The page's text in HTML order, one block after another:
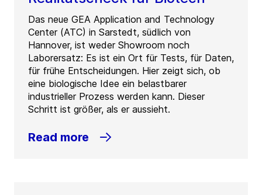
Das neue GEA Application and Technology
Center (ATC) in Sarstedt, südlich von
Hannover, ist weder Showroom noch
Laborersatz: Es ist ein Ort für Tests, für Daten,
für frühe Entscheidungen. Hier zeigt sich, ob
eine biologische Idee ein belastbarer
industrieller Prozess werden kann. Dieser
Schritt ist größer, als er aussieht.
Read more